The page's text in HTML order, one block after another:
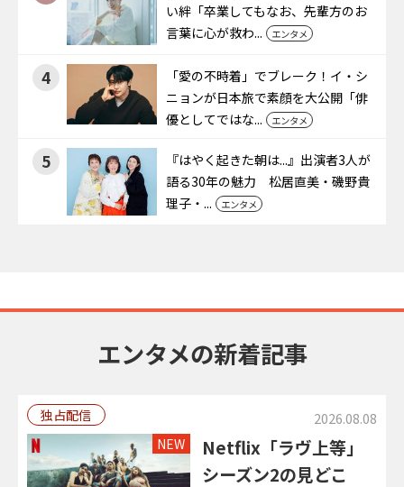
い絆「卒業してもなお、先輩方のお
言葉に心が救わ...
エンタメ
4
「愛の不時着」でブレーク！イ・シ
ニョンが日本旅で素顔を大公開「俳
優としてではな...
エンタメ
5
『はやく起きた朝は...』出演者3人が
語る30年の魅力 松居直美・磯野貴
理子・...
エンタメ
エンタメの新着記事
独占配信 2026.08.08
NEW
Netflix「ラヴ上等」
シーズン2の見どこ